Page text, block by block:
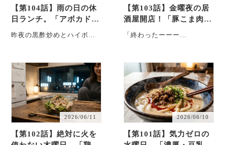
【第104話】雨の日の休
日ランチ。「アボカドと
トマトの冷製パスタ」
昨夜の黒酢炒めとハイボー
半。 シトシトと窓を叩
く・・・
【第103話】金曜夜の居
酒屋開店！「豚こま肉の
カリカリ黒酢炒め」
「終わったーーー
帰宅した美咲は、カ
バ・・・
2026/06/11
【第102話】絶対に火を
2026/06/10
【第101話】気力ゼロの